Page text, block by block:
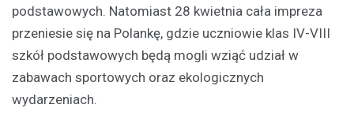
podstawowych. Natomiast 28 kwietnia cała impreza
przeniesie się na Polankę, gdzie uczniowie klas IV-VIII
szkół podstawowych będą mogli wziąć udział w
zabawach sportowych oraz ekologicznych
wydarzeniach.